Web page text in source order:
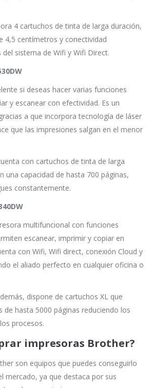
4 cartuchos de tinta de larga duración,
4,5 centímetros y conectividad
sistema de Wifi y Wifi Direct.
si deseas hacer varias funciones
y escanear con efectividad. Es un
a que incorpora tecnología de láser
que las impresiones salgan en el menor
con cartuchos de tinta de larga
una capacidad de hasta 700 páginas,
constantemente.
multifuncional con funciones
escanear, imprimir y copiar en
con Wifi, Wifi direct, conexión Cloud y
el aliado perfecto en cualquier oficina o
dispone de cartuchos XL que
de hasta 5000 páginas reduciendo los
procesos.
impresoras Brother?
son equipos que puedes conseguirlo
mercado, ya que destaca por sus